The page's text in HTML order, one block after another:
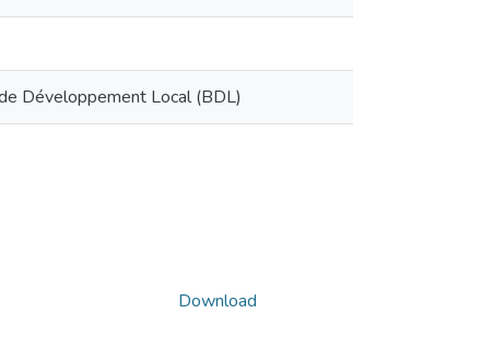
Développement Local (BDL)
Download